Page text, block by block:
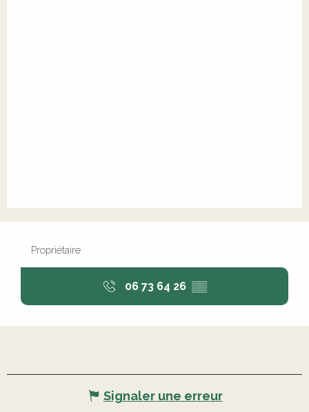
Propriétaire
06 73 64 26 ▒▒
Signaler une erreur